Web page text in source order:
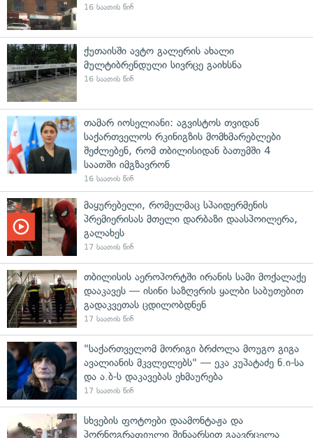
16 საათის წინ
ქუთაისში ავტო გალერის ახალი
მულტიბრენდული სივრცე გაიხსნა
16 საათის წინ
თამარ იოსელიანი: აგვისტოს თვიდან
საქართველოს რკინიგზის მომხმარებლები
შეძლებენ, რომ თბილისიდან ბათუმში 4
საათში იმგზავრონ
16 საათის წინ
მაყურებელი, რომელმაც სპაიდერმენის
პრემიერისას მთელი დარბაზი დაასპოილერა,
გალახეს
17 საათის წინ
თბილისის აეროპორტში ირანის სამი მოქალაქე
დააკავეს — ისინი საზღვრის ყალბი საბუთებით
გადაკვეთას ცდილობდნენ
17 საათის წინ
"საქართველომ მორიგი ბრძოლა მოუგო გიგა
ავალიანის მკვლელებს" — ეკა კუპატაძე ნ.ი-სა
და ა.ბ-ს დაკავებას ეხმაურება
17 საათის წინ
სხვების ფოტოები დაამონტაჟა და
პორნოგრაფიული შინაარსით გაავრცელა